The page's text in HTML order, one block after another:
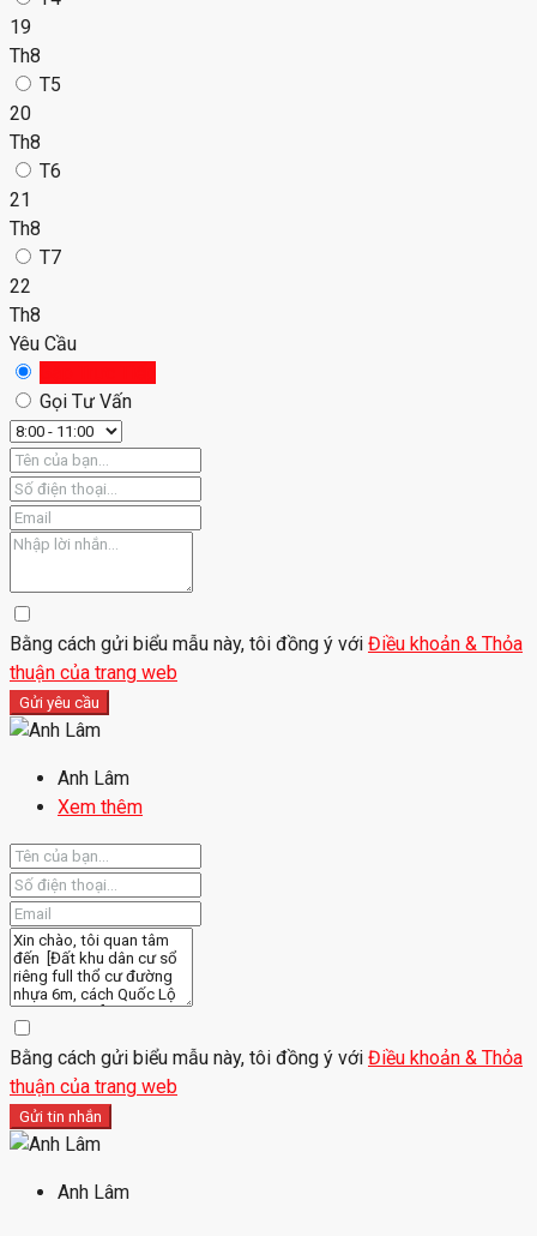
19
Th8
T5
20
Th8
T6
21
Th8
T7
22
Th8
Yêu Cầu
Gọi Tư Vấn
Bằng cách gửi biểu mẫu này, tôi đồng ý với Điều khoản & Thỏa
thuận của trang web
Gửi yêu cầu
Anh Lâm
Xem thêm
Bằng cách gửi biểu mẫu này, tôi đồng ý với Điều khoản & Thỏa
thuận của trang web
Gửi tin nhắn
Anh Lâm